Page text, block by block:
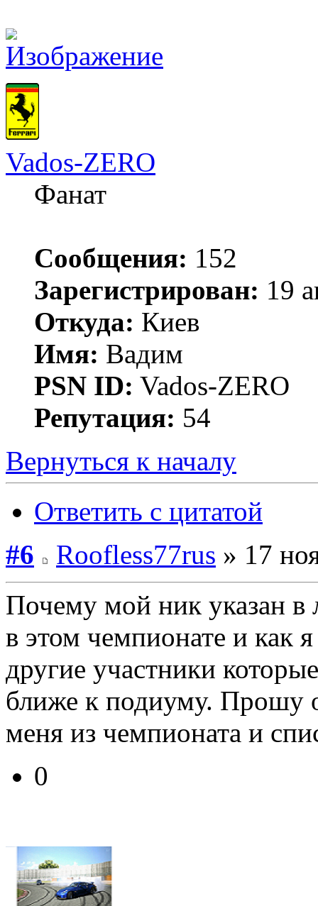
Vados-ZERO
Фанат
Сообщения: 152
Зарегистрирован: 19
Откуда: Киев
Имя: Вадим
PSN ID: Vados-ZERO
Репутация: 54
Вернуться к началу
Ответить с цитатой
#6
Roofless77rus » 17
Почему мой ник указан в
в этом чемпионате и как
другие участники
ближе к подиуму. Прошу
меня из чемпионата и
0